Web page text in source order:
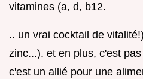
vitamines (a, d, b12.
.. un vrai cocktail de
zinc...). et en plus, c'est
c'est un allié pour une